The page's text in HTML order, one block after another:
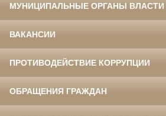
МУНИЦИПАЛЬНЫЕ ОРГАНЫ ВЛАСТИ
ВАКАНСИИ
ПРОТИВОДЕЙСТВИЕ КОРРУПЦИИ
ОБРАЩЕНИЯ ГРАЖДАН